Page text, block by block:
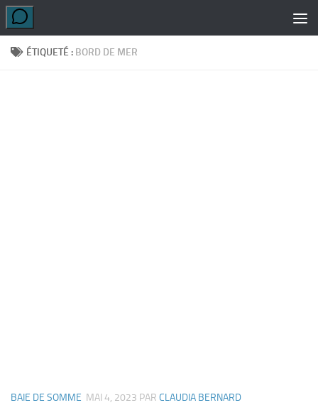
Skip to content
ÉTIQUETÉ : BORD DE MER
BAIE DE SOMME MAI 4, 2023 PAR CLAUDIA BERNARD